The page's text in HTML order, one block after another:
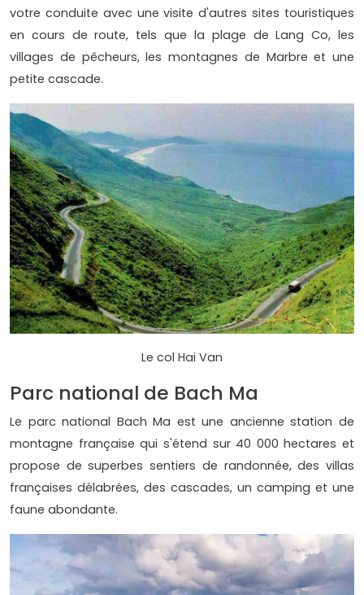
votre conduite avec une visite d'autres sites touristiques
en cours de route, tels que la plage de Lang Co, les
villages de pêcheurs, les montagnes de Marbre et une
petite cascade.
Le col Hai Van
Parc national de Bach Ma
Le parc national Bach Ma est une ancienne station de
montagne française qui s'étend sur 40 000 hectares et
propose de superbes sentiers de randonnée, des villas
françaises délabrées, des cascades, un camping et une
faune abondante.